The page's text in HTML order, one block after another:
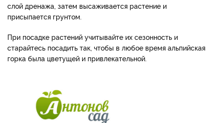
слой дренажа, затем высаживается растение и
присыпается грунтом.
При посадке растений учитывайте их сезонность и
старайтесь посадить так, чтобы в любое время альпийская
горка была цветущей и привлекательной.